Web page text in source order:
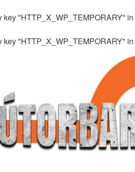
key "HTTP_X_WP_TEMPORARY" in
key "HTTP_X_WP_TEMPORARY" in